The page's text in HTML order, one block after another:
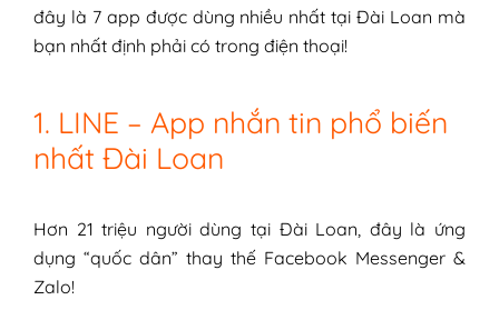
đây là 7 app được dùng nhiều nhất tại Đài Loan mà
bạn nhất định phải có trong điện thoại!
1. LINE – App nhắn tin phổ biến
nhất Đài Loan
Hơn 21 triệu người dùng tại Đài Loan, đây là ứng
dụng “quốc dân” thay thế Facebook Messenger &
Zalo!